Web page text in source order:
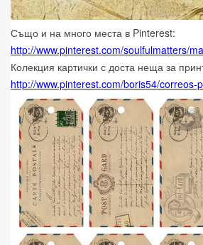
Също и на много места в Pinterest:
http://www.pinterest.com/soulfulmatters/
Колекция картички с доста неща за
http://www.pinterest.com/boris54/correos-